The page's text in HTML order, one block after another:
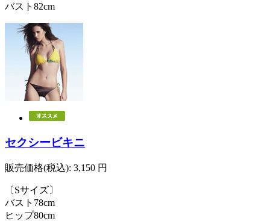
バスト82cm
セクシービキニ
販売価格(税込): 3,150 円
〔Sサイズ〕
バスト78cm
ヒップ80cm